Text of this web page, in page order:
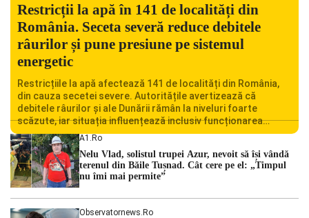
Restricții la apă în 141 de localități din
România. Seceta severă reduce debitele
râurilor și pune presiune pe sistemul
energetic
Restricțiile la apă afectează 141 de localități din România,
din cauza secetei severe. Autoritățile avertizează că
debitele râurilor și ale Dunării rămân la niveluri foarte
scăzute, iar situația influențează inclusiv funcționarea
Centralei Nucleare de la Cernavodă. România se confruntă
cu una dintre cele mai dificile perioade din punct de vedere
hidrologic din ultimii ani. Lipsa […]
A1.ro
Nelu Vlad, solistul trupei Azur, nevoit să își vândă
terenul din Băile Tușnad. Cât cere pe el: „Timpul
nu îmi mai permite”
Observatornews.ro